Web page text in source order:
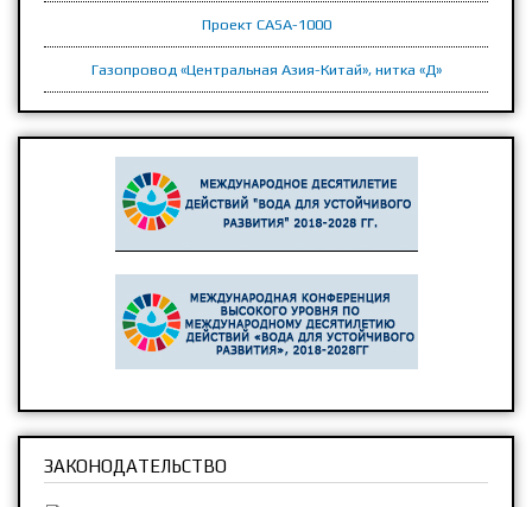
Проект CASA-1000
Газопровод «Центральная Азия-Китай», нитка «Д»
ЗАКОНОДАТЕЛЬСТВО